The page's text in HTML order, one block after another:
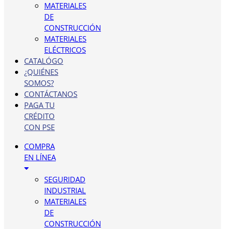
MATERIALES
DE
CONSTRUCCIÓN
MATERIALES
ELÉCTRICOS
CATALÓGO
¿QUIÉNES
SOMOS?
CONTÁCTANOS
PAGA TU
CRÉDITO
CON PSE
COMPRA
EN LÍNEA
SEGURIDAD
INDUSTRIAL
MATERIALES
DE
CONSTRUCCIÓN